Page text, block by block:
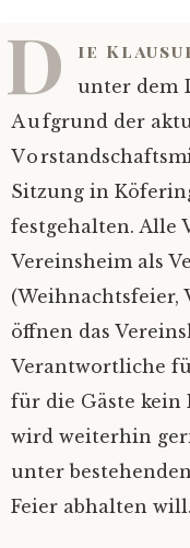
Service
Impressum
Mietinventar
Kontakt
Mitgliedsantrag
Nextcloud
Bilder
2026
2025
D ie
unter dem
Aufgrund der
Sitzung in
festgehalten. Alle
Vereinsheim als
(Weihnachtsfeier,
öffnen das
Verantwortliche
für die Gäste kein
wird weiterhin
unter
Feier abhalten will.